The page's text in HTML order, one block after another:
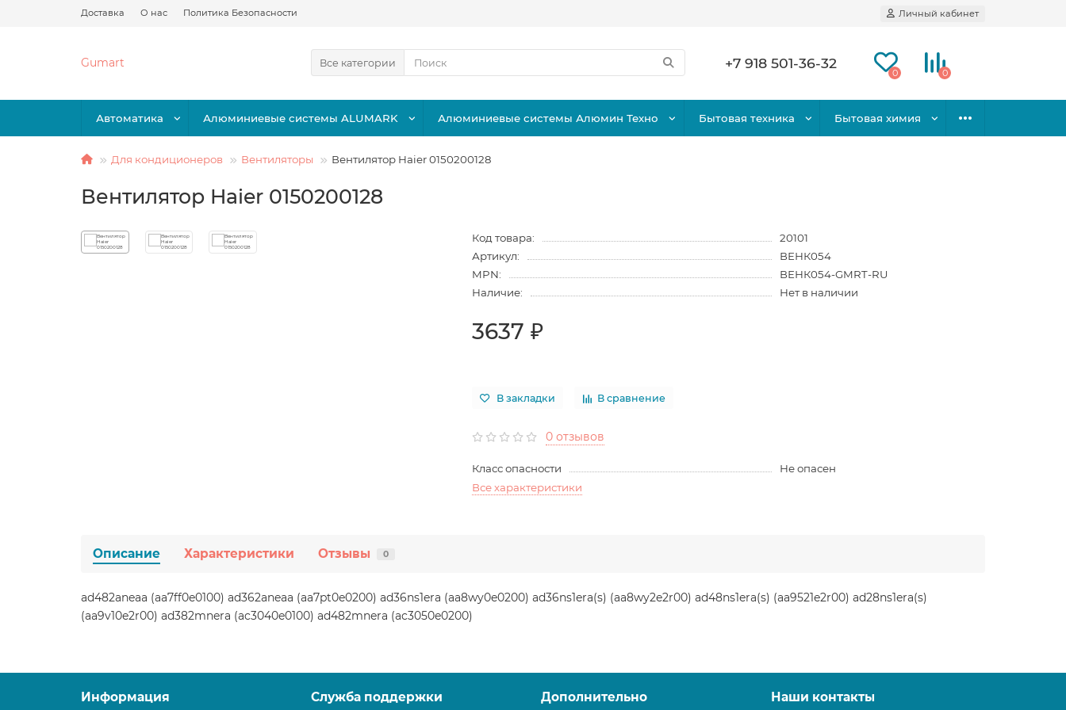
Доставка О нас Политика Безопасности Личный кабинет
Gumart Все категории +7 918 501-36-32
0 0
Автоматика Алюминиевые системы ALUMARK Алюминиевые системы Алюмин Техно Бытовая техника Бытовая химия
Для кондиционеров Вентиляторы Вентилятор Haier 0150200128
Вентилятор Haier 0150200128
Код товара:
20101
Артикул:
ВЕНК054
MPN:
ВЕНК054-GMRT-RU
Наличие:
Нет в наличии
3637 ₽
В закладки В сравнение
0 отзывов
Класс опасности
Не опасен
Все характеристики
Описание Характеристики Отзывы 0
ad482aneaa (aa7ff0e0100) ad362aneaa (aa7pt0e0200) ad36ns1era (aa8wy0e0200) ad36ns1era(s) (aa8wy2e2r00) ad48ns1era(s) (aa9521e2r00) ad28ns1era(s)
(aa9v10e2r00) ad382mnera (ac3040e0100) ad482mnera (ac3050e0200)
Информация Служба поддержки Дополнительно Наши контакты